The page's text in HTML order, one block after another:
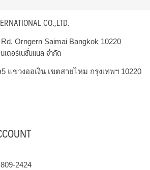
CO.,LTD.
Orngern Saimai Bangkok 10220
ตอร์เนชั่นแนล จำกัด
แขวงออเงิน เขตสายไหม กรุงเทพฯ 10220
2424